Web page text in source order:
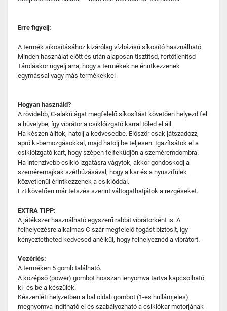
Erre figyelj:
A termék síkosításához kizárólag vízbázisú síkosító használható
Minden használat előtt és után alaposan tisztítsd, fertőtlenítsd
Tároláskor ügyelj arra, hogy a termékek ne érintkezzenek
egymással vagy más termékekkel
Hogyan használd?
A rövidebb, C-alakú ágat megfelelő síkosítást követően helyezd fel
a hüvelybe, így vibrátor a csiklóizgató karral tőled el áll.
Ha készen álltok, hatolj a kedvesedbe. Először csak játszadozz,
apró ki-bemozgásokkal, majd hatolj be teljesen. Igazítsátok el a
csiklóizgató kart, hogy szépen felfeküdjön a szeméremdombra.
Ha intenzívebb csikló izgatásra vágytok, akkor gondoskodj a
szeméremajkak széthúzásával, hogy a kar és a nyuszifülek
közvetlenül érintkezzenek a csiklóddal.
Ezt követően már tetszés szerint váltogathatjátok a rezgéseket.
EXTRA TIPP:
A játékszer használható egyszerű rabbit vibrátorként is. A
felhelyezésre alkalmas C-szár megfelelő fogást biztosít, így
kényeztetheted kedvesed anélkül, hogy felhelyeznéd a vibrátort.
Vezérlés:
A terméken 5 gomb található.
A középső (power) gombot hosszan lenyomva tartva kapcsolható
ki- és be a készülék.
Készenléti helyzetben a bal oldali gombot (1-es hullámjeles)
megnyomva indítható el és szabályozható a csiklókar motorjának